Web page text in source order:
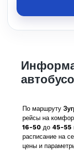
По маршруту
рейсы на
16-50 до 45-55
расписание на
цены и